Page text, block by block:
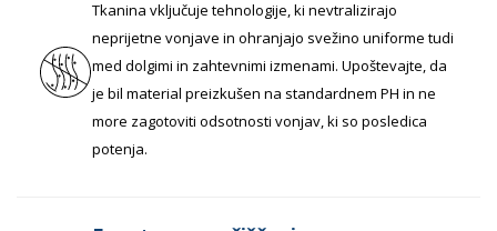
Tkanina vključuje tehnologije, ki nevtralizirajo
neprijetne vonjave in ohranjajo svežino uniforme tudi
med dolgimi in zahtevnimi izmenami. Upoštevajte, da
je bil material preizkušen na standardnem PH in ne
more zagotoviti odsotnosti vonjav, ki so posledica
potenja.